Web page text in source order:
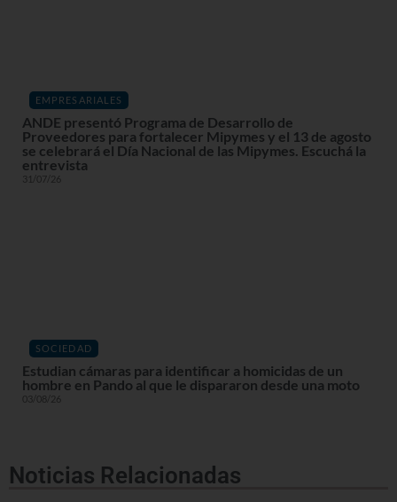
EMPRESARIALES
ANDE presentó Programa de Desarrollo de
Proveedores para fortalecer Mipymes y el 13 de agosto
se celebrará el Día Nacional de las Mipymes. Escuchá la
entrevista
31/07/26
SOCIEDAD
Estudian cámaras para identificar a homicidas de un
hombre en Pando al que le dispararon desde una moto
03/08/26
Noticias Relacionadas